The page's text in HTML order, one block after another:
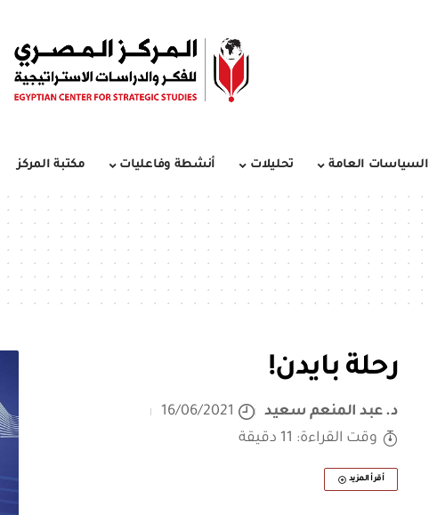
السياسات العامة تحليلات أنشطة وفاعليات مكتبة المركز
رحلة بايدن!
د. عبد المنعم سعيد
16/06/2021
وقت القراءة: 11 دقيقة
أقرأ المزيد